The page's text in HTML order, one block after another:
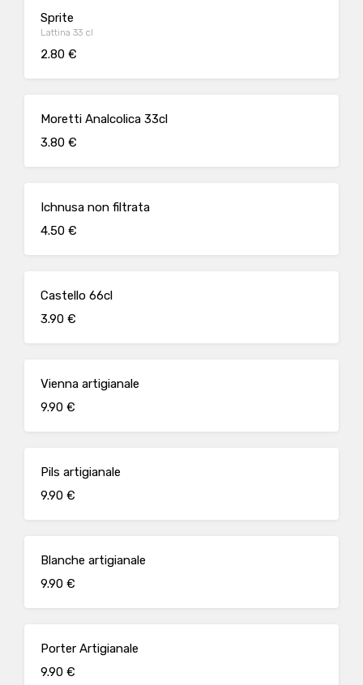
Sprite
Lattina 33 cl
2.80 €
Moretti Analcolica 33cl
3.80 €
Ichnusa non filtrata
4.50 €
Castello 66cl
3.90 €
Vienna artigianale
9.90 €
Pils artigianale
9.90 €
Blanche artigianale
9.90 €
Porter Artigianale
9.90 €